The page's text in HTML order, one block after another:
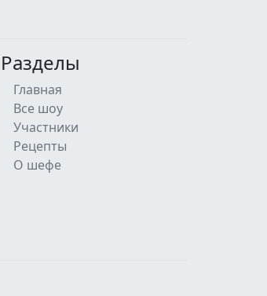
Разделы
Главная
Все шоу
Участники
Рецепты
О шефе